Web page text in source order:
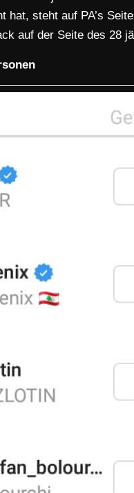
hat, steht auf PA’s
auf der Seite des 28